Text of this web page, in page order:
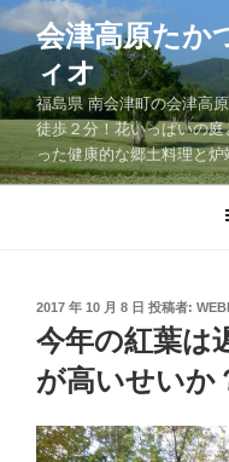
コ
ン
ツ
へ
ス
会津高原たか
ィオ
福島県 南会津町の会津高
徒歩２分！花いっぱいの
った健康的な郷土料理と
投
稿
日:
2017 年 10 月 8 日 投稿者:
今年の紅葉は
が高いせいか